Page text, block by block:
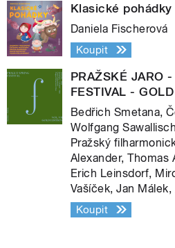
Klasické pohádky
Daniela Fischerová
Koupit
PRAŽSKÉ JARO
FESTIVAL -
Bedřich Smetana,
Wolfgang
Pražský
Alexander, Thomas
Erich Leinsdorf,
Vašíček, Jan
Koupit